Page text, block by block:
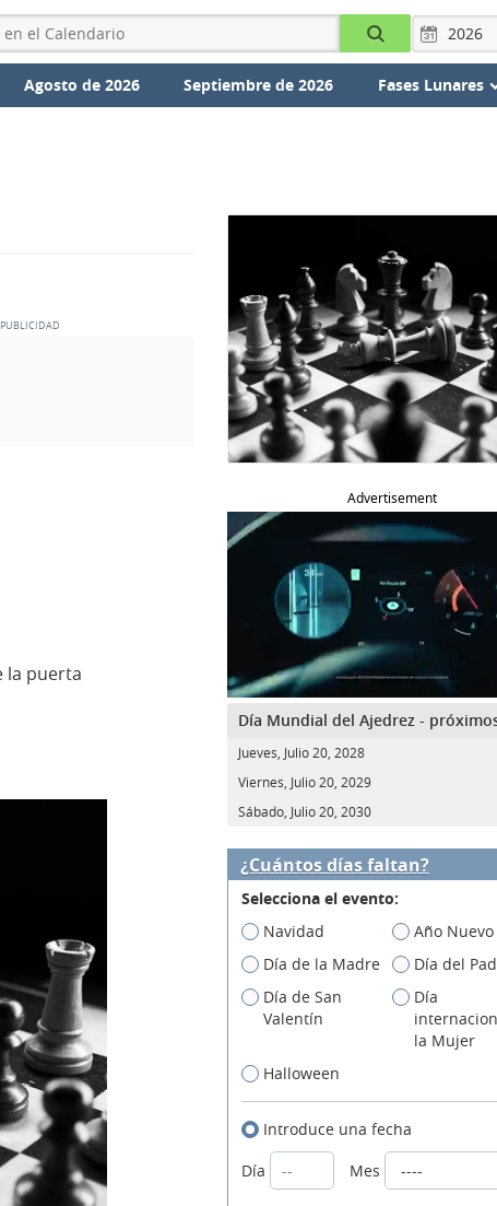
Agosto de 2026 Septiembre de 2026 Fases Lunares
la puerta
Advertisement
Día Mundial del Ajedrez -
Jueves, Julio 20, 2028
Viernes, Julio 20, 2029
Sábado, Julio 20, 2030
¿Cuántos días faltan?
Selecciona el evento:
Navidad
Año Nuevo
Día de la Madre
Día del
Día de San
Valentín
Día
la Mujer
Halloween
Introduce una fecha
Día
Mes